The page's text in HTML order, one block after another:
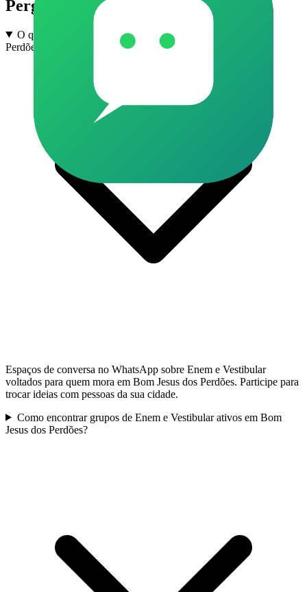
Perguntas frequentes
O que são grupos de Enem e Vestibular em Bom Jesus dos
Perdões no WhatsApp?
Espaços de conversa no WhatsApp sobre Enem e Vestibular
voltados para quem mora em Bom Jesus dos Perdões. Participe para
trocar ideias com pessoas da sua cidade.
Como encontrar grupos de Enem e Vestibular ativos em Bom
Jesus dos Perdões?